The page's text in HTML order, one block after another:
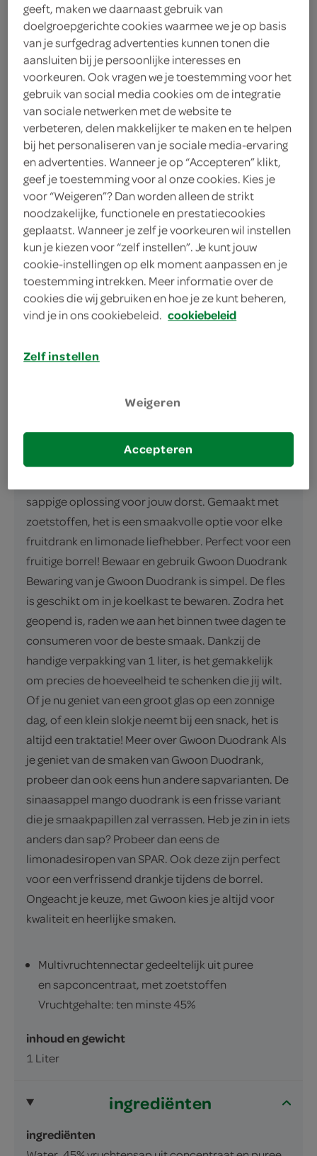
Let op: aanbiedingen zijn niet zichtbaar bij de
producten, maar worden wél automatisch
verwerkt in de winkelmand.
Tropical twist, gwoon onweerstaanbaar
dorstlessend!
Heerlijk exotisch mango-guanabana
Geen suiker, wel zoetstoffen
Ideaal voor je borrelmoment
Guanabana Duik in de exotische smaken van
van mango met de unieke smaak van guanabana,
sappige oplossing voor jouw dorst. Gemaakt met
zoetstoffen, het is een smaakvolle optie voor elke
fruitdrank en limonade liefhebber. Perfect voor een
fruitige borrel! Bewaar en gebruik Gwoon Duodrank
Bewaring van je Gwoon Duodrank is simpel. De fles
is geschikt om in je koelkast te bewaren. Zodra het
geopend is, raden we aan het binnen twee dagen te
consumeren voor de beste smaak. Dankzij de
handige verpakking van 1 liter, is het gemakkelijk
om precies de hoeveelheid te schenken die jij wilt.
Of je nu geniet van een groot glas op een zonnige
dag, of een klein slokje neemt bij een snack, het is
altijd een traktatie! Meer over Gwoon Duodrank Als
je geniet van de smaken van Gwoon Duodrank,
probeer dan ook eens hun andere sapvarianten. De
sinaasappel mango duodrank is een frisse variant
die je smaakpapillen zal verrassen. Heb je zin in iets
anders dan sap? Probeer dan eens de
limonadesiropen van SPAR. Ook deze zijn perfect
voor een verfrissend drankje tijdens de borrel.
Ongeacht je keuze, met Gwoon kies je altijd voor
kwaliteit en heerlijke smaken.
Multivruchtennectar gedeeltelijk uit puree
en sapconcentraat, met zoetstoffen
Vruchtgehalte: ten minste 45%
inhoud en gewicht
1 Liter
ingrediënten
ingrediënten
geeft, maken we daarnaast gebruik van
doelgroepgerichte cookies waarmee we je op basis
van je surfgedrag advertenties kunnen tonen die
aansluiten bij je persoonlijke interesses en
voorkeuren. Ook vragen we je toestemming voor het
gebruik van social media cookies om de integratie
van sociale netwerken met de website te
verbeteren, delen makkelijker te maken en te helpen
bij het personaliseren van je sociale media-ervaring
en advertenties. Wanneer je op “Accepteren” klikt,
geef je toestemming voor al onze cookies. Kies je
voor “Weigeren”? Dan worden alleen de strikt
noodzakelijke, functionele en prestatiecookies
geplaatst. Wanneer je zelf je voorkeuren wil instellen
kun je kiezen voor “zelf instellen”. Je kunt jouw
cookie-instellingen op elk moment aanpassen en je
toestemming intrekken. Meer informatie over de
cookies die wij gebruiken en hoe je ze kunt beheren,
vind je in ons cookiebeleid. cookiebeleid
Zelf instellen
Weigeren
Accepteren